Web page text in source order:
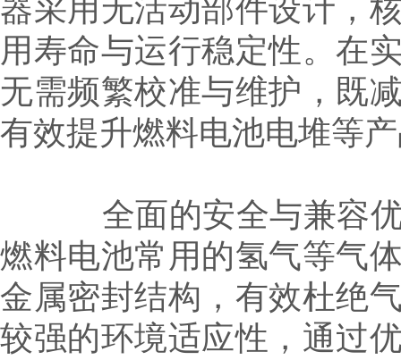
器采用无活动部件设计，
用寿命与运行稳定性。在
无需频繁校准与维护，既
有效提升燃料电池电堆等
全面的安全与兼容优
燃料电池常用的氢气等气
金属密封结构，有效杜绝
较强的环境适应性，通过